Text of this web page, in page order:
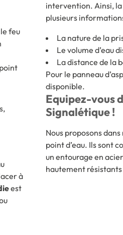
feu
à
est
intervention. Ainsi,
plusieurs
La nature de la
Le volume d’eau
La distance de la
Pour le panneau
disponible.
Equipez-vous
Signalétique !
Nous proposons
point d’eau. Ils sont
un entourage en
hautement